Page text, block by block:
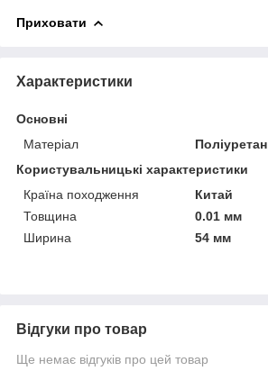
Приховати
Характеристики
Основні
Матеріал
Поліуретан
Користувальницькі характеристики
Країна походження
Китай
Товщина
0.01 мм
Ширина
54 мм
Відгуки про товар
Ще немає відгуків про цей товар